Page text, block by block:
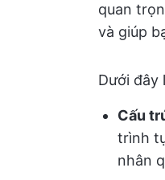
quan
và giúp
Dưới đây
Cấu
trình
nhân